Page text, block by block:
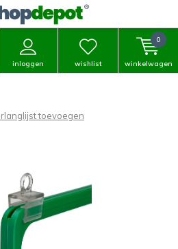
inloggen wishlist winkelwagen
0
toevoegen